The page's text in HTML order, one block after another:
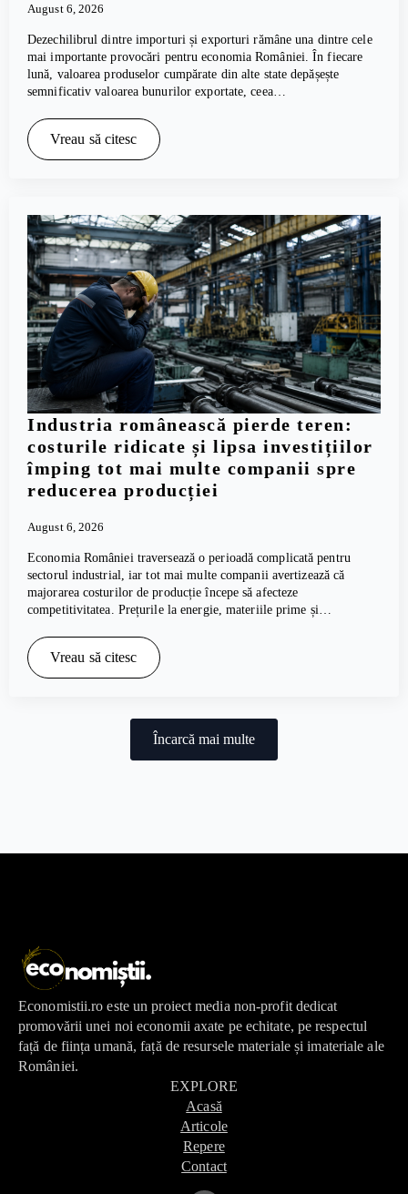
August 6, 2026
Dezechilibrul dintre importuri și exporturi rămâne una dintre cele
mai importante provocări pentru economia României. În fiecare
lună, valoarea produselor cumpărate din alte state depășește
semnificativ valoarea bunurilor exportate, ceea…
Vreau să citesc
Industria românească pierde teren:
costurile ridicate și lipsa investițiilor
împing tot mai multe companii spre
reducerea producției
August 6, 2026
Economia României traversează o perioadă complicată pentru
sectorul industrial, iar tot mai multe companii avertizează că
majorarea costurilor de producție începe să afecteze
competitivitatea. Prețurile la energie, materiile prime și…
Vreau să citesc
Încarcă mai multe
Economistii.ro este un proiect media non-profit dedicat
promovării unei noi economii axate pe echitate, pe respectul
față de ființa umană, față de resursele materiale și imateriale ale
României.
EXPLORE
Acasă
Articole
Repere
Contact